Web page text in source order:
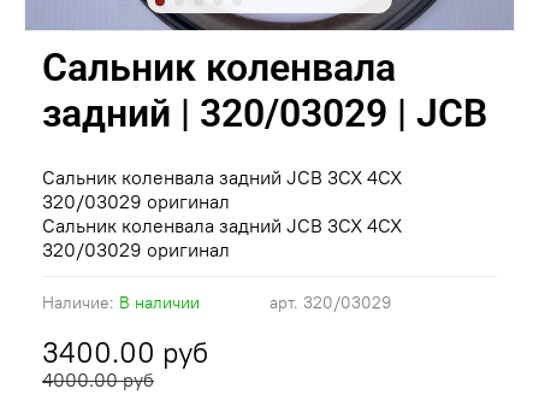
арт. 320/03029
Наличие: В наличии
Сальник коленвала
задний | 320/03029 | JCB
3400.00 руб
4000.00 руб
Сальник коленвала задний JCB 3CX 4CX
320/03029 оригинал
Сальник коленвала задний JCB 3CX 4CX
320/03029 оригинал